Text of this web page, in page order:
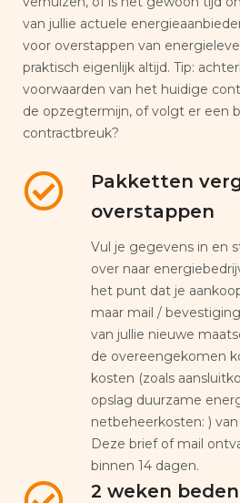
van jullie actuele
voor overstappen van
praktisch eigenlijk altijd. Tip:
voorwaarden van het huidige
de opzegtermijn, of volgt er een
contractbreuk?
Pakketten
overstappen
Vul je gegevens in en
over naar
het punt dat je
maar mail /
van jullie nieuwe
de overeengekomen
kosten (zoals
opslag duurzame
netbeheerkosten: )
Deze brief of mail
binnen 14 dagen.
2 weken